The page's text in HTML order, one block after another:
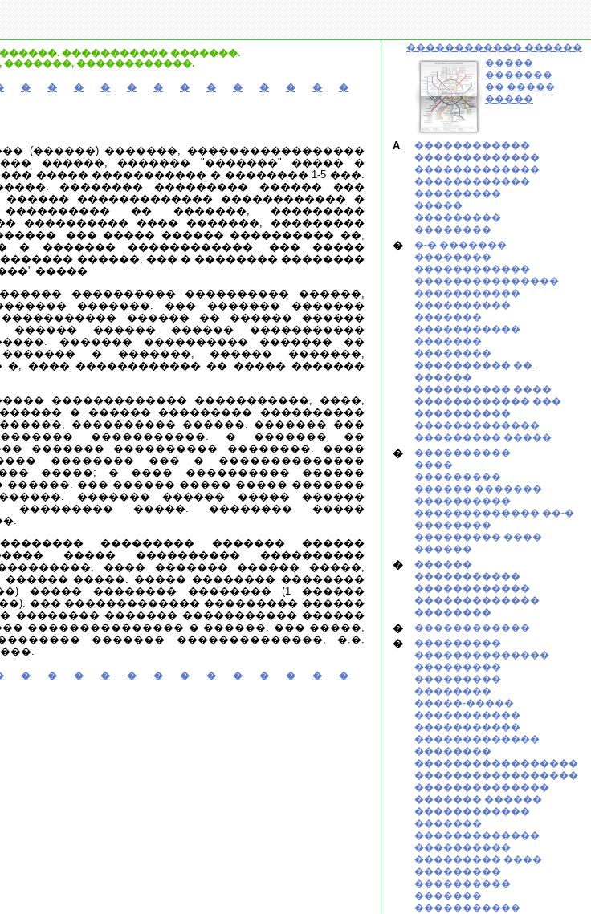
����������� �������.
�������, ������������.
� � � � � � � � � � � � �
(������) �������, �����������������
������, ������� "�������" ����� �
����� ����������� � �������� 1-5 ���.
�������� ��������� ������ ���
������������� ������������ �
�� �������, ���������
���������� ���� �������, ���������
��� ����� ������ ���������� ��,
� ������� ������������. ��� �����
������, ��� � �������� ��������
�����.
���������� ���������� ������,
�������. ��� ������� �������
������ �� ������ ������
������ ������ �����������
������� ���������� ������� ��
� �������, ������ �������,
���� ������������ �� ����� �������
������������� �����������, ����,
� ������ ��������� ����������
���������� ������. ������� ���
�����������. � ������� ��
������� ���������� ��������. ����
�������� ��� � ��������������
�����; � ���� ���������� ������
������. ��� ������ ����� ����� �������
������� ������ ����� ������
��������� �����. �������� �����
��������� ������� ������
����� ���������� ����������
���� ������� ������ �����,
�����. ����� �������� ��������
����� �������� �������� (1 ������
��� ������������� ��������� ������
�������� ������� ����������� ������
��������������� � ������. ��� �����,
������� ��������������, �.�.
� � � � � � � � � � � � �
������������ ������
�����
�������
�� �����
�����
A
������������
�������������
�������������
������������
���������
�����
���������
��������
�
�-� �������
��������
������������
���������������
�����������
����������
�������
�����������
�������
��������
���������� ��.
������
���������� ����
������������ ���
����������
�������������
��������� �����
�
����������
����
���������
������ �������
����������
������������� ��-�
��������
��������� ����
������
�
������
�����������
������������
�������������
��������
� ������������
�
���������
��������������
���������
���������
��������
�����-�����
�����������
�����������
�������������
��������
�����������������
�����������������
��������������
������� ������
������������
�������
�������������
����������
��������� ����
���������
����������
�������
�����������